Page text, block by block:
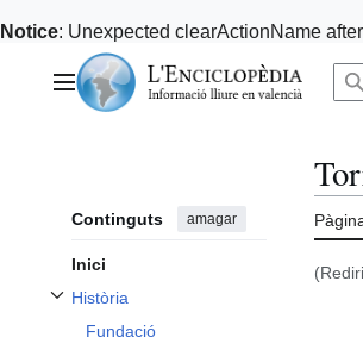
Notice: Unexpected clearActionName
contingutMenú principal
Continguts amagar
Inici
Història
Alternar subsecció Història
Fundació